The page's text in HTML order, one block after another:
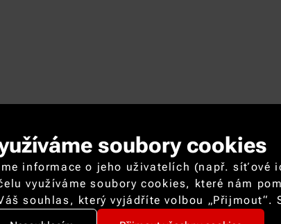
soubory cookies
informace o jeho uživatelích (např.
využíváme soubory cookies, které nám
souhlas, který vyjádříte volbou „Přijmout“.
kde můžete volitelné cookies odmítnout.